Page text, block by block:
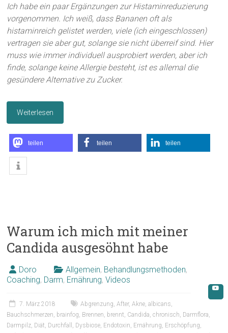
Ich habe ein paar Ergänzungen zur Histaminreduzierung
vorgenommen. Ich weiß, dass Bananen oft als
histaminreich gelistet werden, viele (ich eingeschlossen)
vertragen sie aber gut, solange sie nicht überreif sind. Hier
muss wie immer individuell ausprobiert werden, aber ich
finde, solange keine Allergie besteht, ist es allemal die
gesündere Alternative zu Zucker.
Weiterlesen
teilen teilen teilen
Warum ich mich mit meiner
Candida ausgesöhnt habe
Doro Allgemein, Behandlungsmethoden,
Coaching, Darm, Ernährung,Videos
7. März 2018 Abgrenzung ,After,Akne ,albicans
Bauchschmerzen
brainfog Brennen brennt Candida ,chronisch Darmflora
Darmpilz Diät Durchfall Dysbiose Endotoxin Ernährung Erschöpfung